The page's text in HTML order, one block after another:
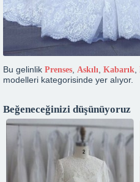
Bu gelinlik Prenses Askılı Kabarık
modelleri kategorisinde yer alıyor.
Beğeneceğinizi düşünüyoruz